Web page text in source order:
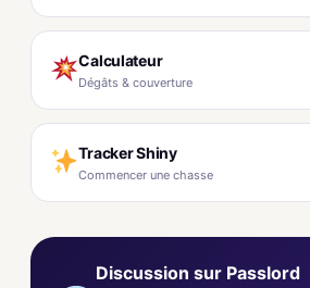
Calculateur
Dégâts & couverture
Tracker Shiny
Commencer une chasse
Discussion sur Passlord